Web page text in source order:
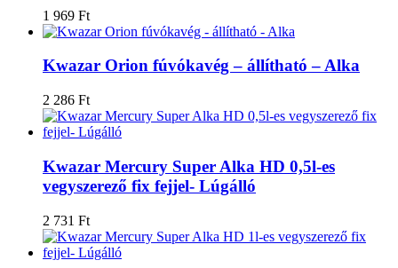
1 969 Ft
Kwazar Orion fúvókavég – állítható – Alka
2 286 Ft
Kwazar Mercury Super Alka HD 0,5l-es
vegyszerező fix fejjel- Lúgálló
2 731 Ft